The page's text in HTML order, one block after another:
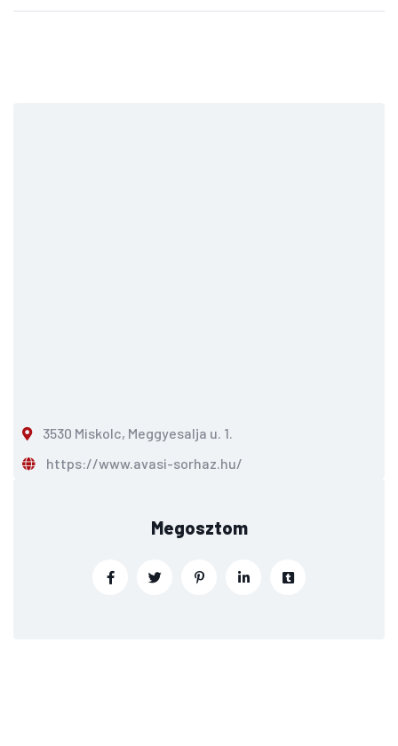
3530 Miskolc, Meggyesalja u. 1.
https://www.avasi-sorhaz.hu/
Megosztom